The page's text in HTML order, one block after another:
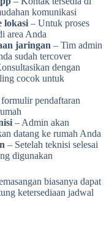
komunikasi
lokasi – Untuk proses
area Anda
jaringan – Tim admin
sudah tercover
dengan
cocok untuk
pendaftaran
– Admin akan
datang ke rumah Anda
– Setelah teknisi selesai
digunakan
biasanya dapat
ketersediaan jadwal